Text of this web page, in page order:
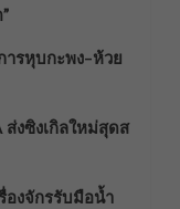
ารหุบกะพง–ห้วย
ส่งซิงเกิลใหม่สุดส
องจักรรับมือน้ำ